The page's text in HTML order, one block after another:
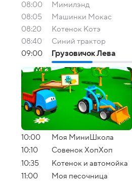
08:00
Мимилэнд
08:05
Машинки Мокас
08:20
Котенок Котэ
08:40
Синий трактор
09:00
Грузовичок Лева
10:00
Моя МиниШкола
10:10
Совенок ХопХоп
10:35
Котенок и автомойка
11:00
Моя песочница